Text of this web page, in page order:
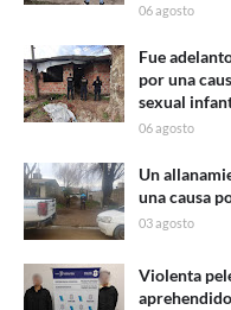
06 agosto
Fue
por una
sexual
06 agosto
Un
una causa
03 agosto
Violenta